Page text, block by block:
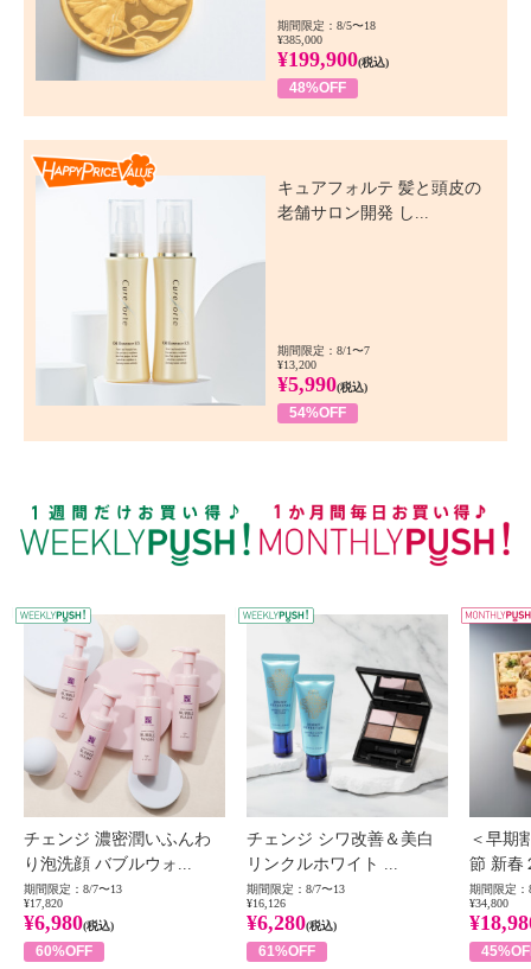
期間限定：8/5〜18
¥385,000
¥199,900(税込)
48%OFF
キュアフォルテ 髪と頭皮の
老舗サロン開発 し...
期間限定：8/1〜7
¥13,200
¥5,990(税込)
54%OFF
WEEKLY PUSH
チェンジ 濃密潤いふんわ
り泡洗顔 バブルウォ...
期間限定：8/7〜13
¥17,820
¥6,980(税込)
60%OFF
チェンジ シワ改善＆美白
リンクルホワイト ...
期間限定：8/7〜13
¥16,126
¥6,280(税込)
61%OFF
＜早期
節 新春
期間限定：
¥34,800